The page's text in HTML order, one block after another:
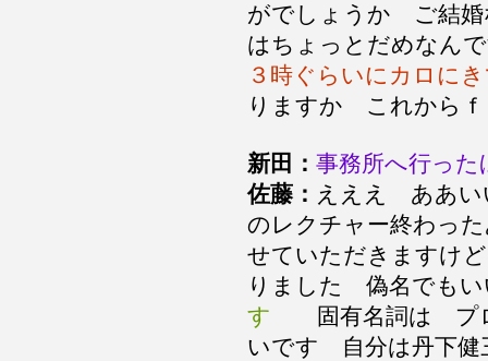
がでしょうか ご結
はちょっとだめなん
３時ぐらいにカロに
りますか これから
新田： 事務所へ行っ
佐藤： えええ ああ
のレクチャー終わっ
せていただきます
りました 偽名でも
す 固有名詞は プロ
いです 自分は丹下健